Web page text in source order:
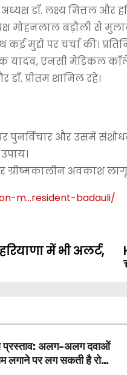
डॉ. लक्ष्य मित्तल
मोहनलाल बड़ौली से
मुद्दों पर चर्चा की।
यादव, एनसी मेडिकल
प्रीतम शामिल रहे।
पुनर्विचार और उसमें
ग्रीष्मकालीन अवकाश
m…resident-badauli/
में भी अलर्ट,
प्रस्ताव: अलग-अलग दवाओं
लगाने पर लग सकती है रोक,